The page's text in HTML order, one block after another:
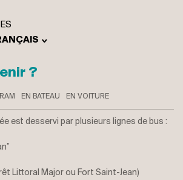
?
EN BATEAU EN VOITURE
est desservi par plusieurs lignes de bus :
Littoral Major ou Fort Saint-Jean)